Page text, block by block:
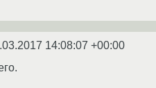
14:08:07 +00:00